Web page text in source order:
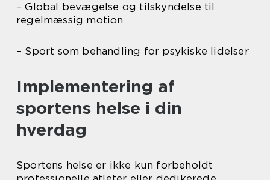
– Global bevægelse og tilskyndelse til
regelmæssig motion
– Sport som behandling for psykiske lidelser
Implementering af
sportens helse i din
hverdag
Sportens helse er ikke kun forbeholdt